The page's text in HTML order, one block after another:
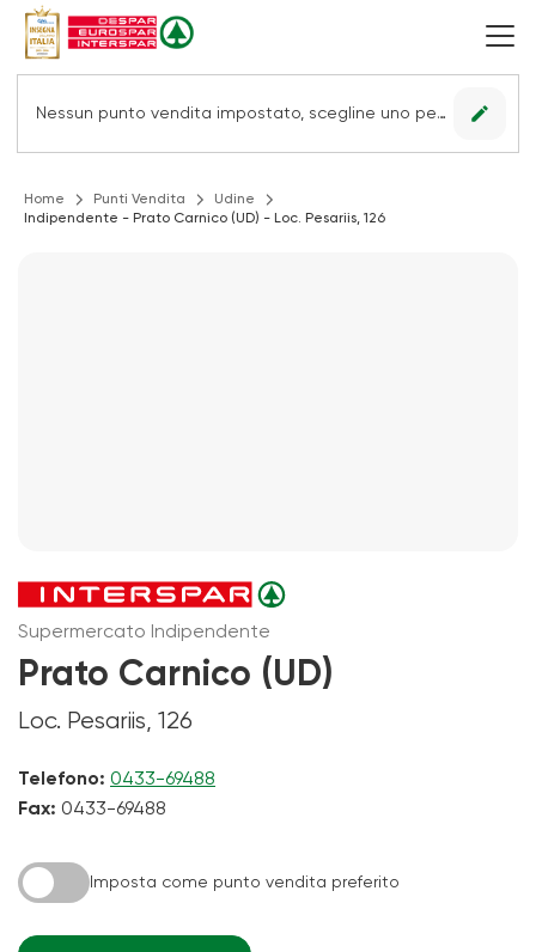
Nessun punto vendita impostato, scegline uno per vedere le offerte. edit
Home Punti Vendita
Udine
Indipendente - Prato Carnico (UD) - Loc. Pesariis, 126
Supermercato Indipendente
Prato Carnico (UD)
Loc. Pesariis, 126
Telefono: 0433-69488
Fax: 0433-69488
Imposta come punto vendita preferito